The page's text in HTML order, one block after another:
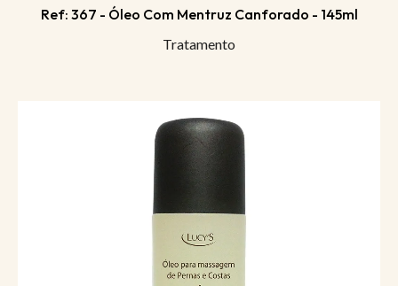
Ref: 367 - Óleo Com Mentruz Canforado - 145ml
Tratamento